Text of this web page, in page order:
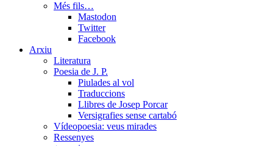
Més fils…
Mastodon
Twitter
Facebook
Arxiu
Literatura
Poesia de J. P.
Piulades al vol
Traduccions
Llibres de Josep Porcar
Versigrafies sense cartabó
Vídeopoesia: veus mirades
Ressenyes